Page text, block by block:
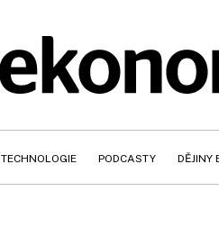
TECHNOLOGIE PODCASTY DĚJINY